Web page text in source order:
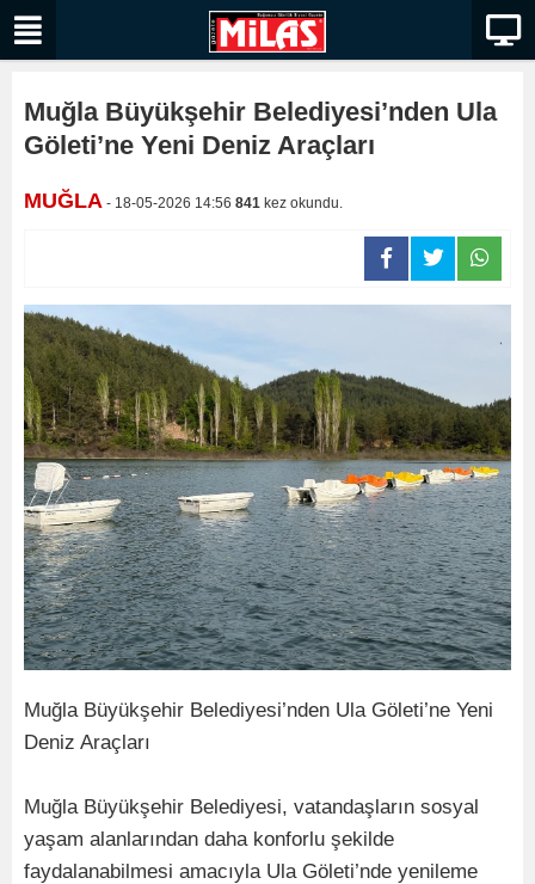
Muğla Büyükşehir Belediyesi’nden Ula
Göleti’ne Yeni Deniz Araçları
MUĞLA - 18-05-2026 14:56 841 kez okundu.
Muğla Büyükşehir Belediyesi’nden Ula Göleti’ne Yeni
Deniz Araçları
Muğla Büyükşehir Belediyesi, vatandaşların sosyal
yaşam alanlarından daha konforlu şekilde
faydalanabilmesi amacıyla Ula Göleti’nde yenileme